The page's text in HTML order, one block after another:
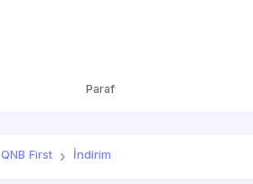
Paraf
QNB First İndirim